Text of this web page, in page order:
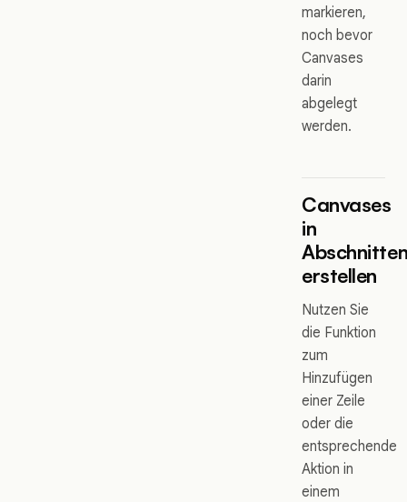
markieren,
noch bevor
Canvases
darin
abgelegt
werden.
Canvases
in
erstellen
Nutzen Sie
die Funktion
zum
Hinzufügen
einer Zeile
oder die
entsprechende
Aktion in
einem